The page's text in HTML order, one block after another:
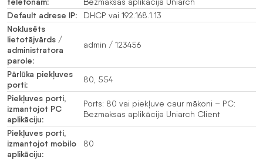
Default adrese IP: DHCP vai 192.168.1.13
Noklusēts
lietotājvārds /
administratora
parole:
admin / 123456
Pārlūka piekļuves
porti:
80, 554
Piekļuves porti,
izmantojot PC
aplikāciju:
Ports: 80 vai piekļuve caur mākoni – PC:
Bezmaksas aplikācija Uniarch Client
Piekļuves porti,
izmantojot mobilo
aplikāciju:
80